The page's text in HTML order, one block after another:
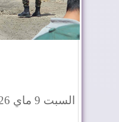
السبت 9 ماي 2026